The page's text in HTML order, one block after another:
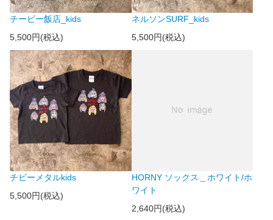
チービー飯店_kids
5,500円(税込)
ネルソンSURF_kids
5,500円(税込)
チビーメタルkids
5,500円(税込)
HORNY ソックス＿ホワイト/ホ
ワイト
2,640円(税込)